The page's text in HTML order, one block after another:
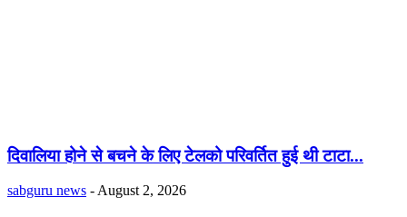
दिवालिया होने से बचने के लिए टेलको परिवर्तित हुई थी टाटा...
sabguru news - August 2, 2026